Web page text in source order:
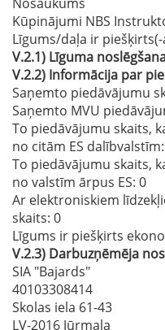
Kūpinājumi NBS
Līgums/daļa ir piešķirts(-
V.2.1) Līguma
V.2.2) Informācija par
Saņemto piedāvājumu
Saņemto MVU
To piedāvājumu skaits,
no citām ES dalībvalstīm
To piedāvājumu skaits,
no valstīm ārpus ES: 0
Ar elektroniskiem
skaits: 0
Līgums ir piešķirts
V.2.3) Darbuzņēmēja
SIA "Bajards"
40103308414
Skolas iela 61-43
LV-2016 Jūrmala